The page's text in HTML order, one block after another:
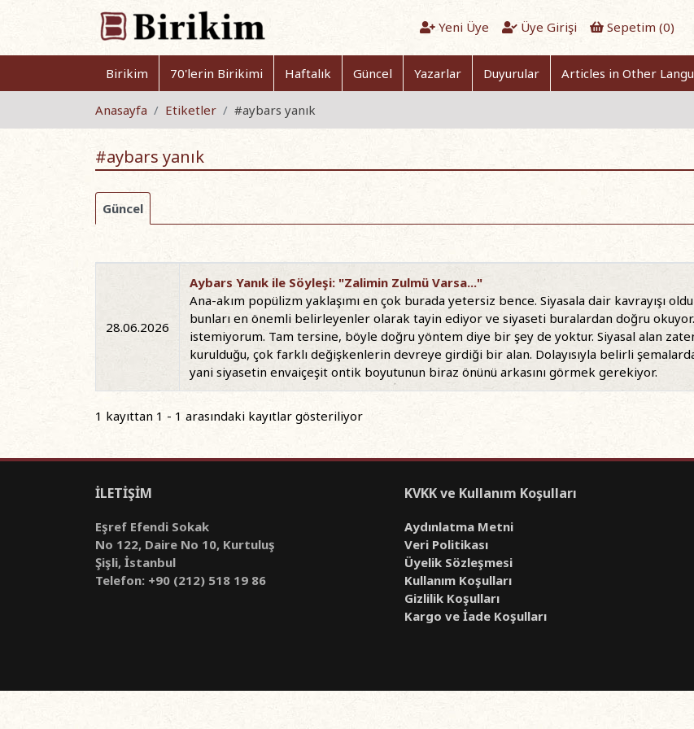
Yeni Üye Üye Girişi Sepetim (0)
Birikim 70'lerin Birikimi Haftalık Güncel Yazarlar Duyurular Articles in Other
Anasayfa Etiketler #aybars yanık
#aybars yanık
Güncel
28.06.2026
Aybars Yanık ile Söyleşi: "Zalimin Zulmü Varsa..."
Ana-akım popülizm yaklaşımı en çok burada yetersiz bence. Siyasala dair kavrayışı
bunları en önemli belirleyenler olarak tayin ediyor ve siyaseti buralardan doğru
istemiyorum. Tam tersine, böyle doğru yöntem diye bir şey de yoktur. Siyasal alan
kurulduğu, çok farklı değişkenlerin devreye girdiği bir alan. Dolayısıyla belirli
yani siyasetin envaiçeşit ontik boyutunun biraz önünü arkasını görmek gerekiyor.
1 kayıttan 1 - 1 arasındaki kayıtlar gösteriliyor
İLETİŞİM
Eşref Efendi Sokak
No 122, Daire No 10, Kurtuluş
Şişli, İstanbul
Telefon: +90 (212) 518 19 86
KVKK ve Kullanım Koşulları
Aydınlatma Metni
Veri Politikası
Üyelik Sözleşmesi
Kullanım Koşulları
Gizlilik Koşulları
Kargo ve İade Koşulları